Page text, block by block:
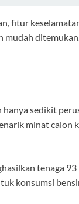
fitur
mudah
sedikit
minat
tenaga
konsumsi